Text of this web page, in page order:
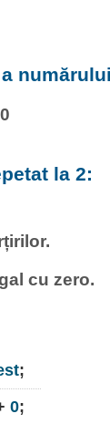
la 2:
cu zero.
;
0;